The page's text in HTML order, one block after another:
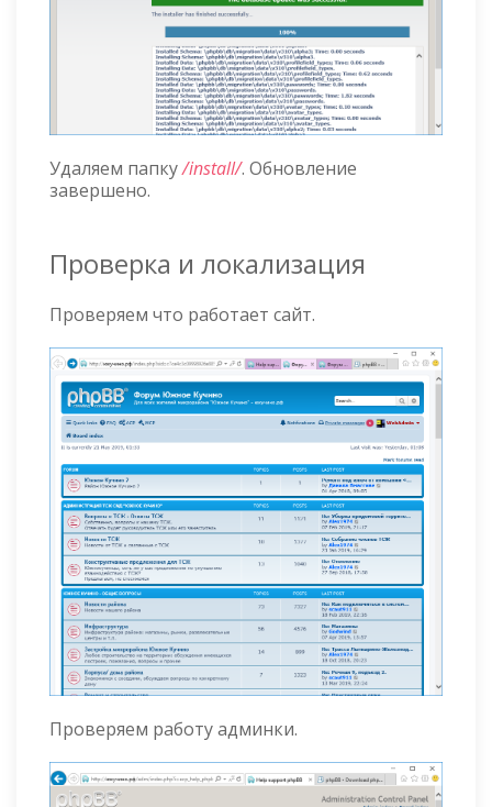
Удаляем папку/install/. Обновление
завершено.
Проверка и локализация
Проверяем что работает сайт.
Проверяем работу админки.